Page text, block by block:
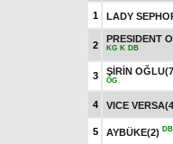
1 LADY
2
PRESIDENT
KG K DB
3 ŞİRİN
ÖG
4 VICE
5 AYBÜKE(2) DB